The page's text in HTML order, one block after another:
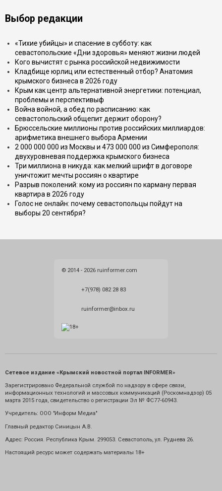
Выбор редакции
«Тихие убийцы» и спасение в субботу: как
севастопольские «Дни здоровья» меняют жизни людей
Кого вычистят с рынка российской недвижимости
Кладбище юрлиц или естественный отбор? Анатомия
крымского бизнеса в 2026 году
Крым как центр альтернативной энергетики: потенциал,
проблемы и перспективыф
Война войной, а обед по расписанию: как
севастопольский общепит держит оборону?
Брюссельские миллионы против российских миллиардов:
арифметика внешнего выбора Армении
2 000 000 000 из Москвы и 473 000 000 из Симферополя:
двухуровневая поддержка крымского бизнеса
Три миллиона в никуда: как мелкий шрифт в договоре
уничтожит мечты россиян о квартире
Разрыв поколений: кому из россиян по карману первая
квартира в 2026 году
Голос не онлайн: почему севастопольцы пойдут на
выборы 20 сентября?
© 2014 - 2026 ruinformer.com
+7(978) 082 28 83
ruinformer@inbox.ru
Сетевое издание «Крымский новостной портал INFORMER»
Зарегистрировано Федеральной службой по надзору в сфере связи,
информационных технологий и массовых коммуникаций (Роскомнадзор) 05
марта 2015 года, свидетельство о регистрации Эл № ФС77-60943.
Учредитель: ООО "Информ Медиа"
Главный редактор Синицын А.В.
Адрес: Россия. Республика Крым. 299053. Севастополь, ул. Руднева 26.
Настоящий ресурс может содержать материалы 18+